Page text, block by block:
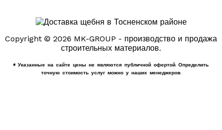
Copyright © 2026 MK-GROUP - производство и продажа
строительных материалов.
* Указанные на сайте цены не являются публичной офертой. Определить
точную стоимость услуг можно у наших менеджеров.